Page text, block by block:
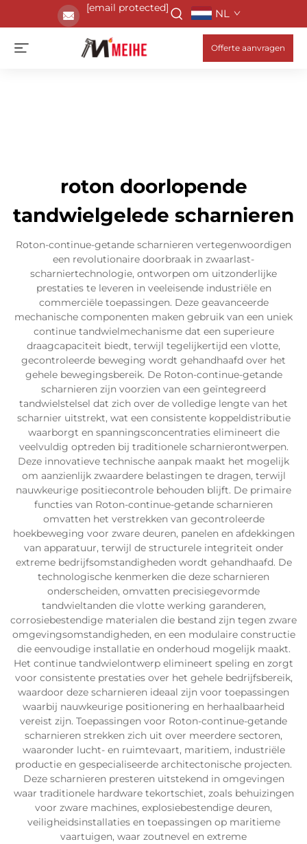
[email protected] NL
Offerte aanvragen
roton doorlopende
tandwielgelede scharnieren
Roton-continue-getande scharnieren vertegenwoordigen
een revolutionaire doorbraak in zwaarlast-
scharniertechnologie, ontworpen om uitzonderlijke
prestaties te leveren in veeleisende industriële en
commerciële toepassingen. Deze geavanceerde
mechanische componenten maken gebruik van een uniek
continue tandwielmechanisme dat een superieure
draagcapaciteit biedt, terwijl tegelijkertijd een vlotte,
gecontroleerde beweging wordt gehandhaafd over het
gehele bewegingsbereik. De Roton-continue-getande
scharnieren zijn voorzien van een geïntegreerd
tandwielstelsel dat zich over de volledige lengte van het
scharnier uitstrekt, wat een consistente koppeldistributie
waarborgt en spanningsconcentraties elimineert die
veelvuldig optreden bij traditionele scharnierontwerpen.
Deze innovatieve technische aanpak maakt het mogelijk
om aanzienlijk zwaardere belastingen te dragen, terwijl
nauwkeurige positiecontrole behouden blijft. De primaire
functies van Roton-continue-getande scharnieren
omvatten het verstrekken van gecontroleerde
hoekbeweging voor zware deuren, panelen en afdekkingen
van apparatuur, terwijl de structurele integriteit onder
extreme bedrijfsomstandigheden wordt gehandhaafd. De
technologische kenmerken die deze scharnieren
onderscheiden, omvatten precisiegevormde
tandwieltanden die vlotte werking garanderen,
corrosiebestendige materialen die bestand zijn tegen zware
omgevingsomstandigheden, en een modulaire constructie
die eenvoudige installatie en onderhoud mogelijk maakt.
Het continue tandwielontwerp elimineert speling en zorgt
voor consistente prestaties over het gehele bedrijfsbereik,
waardoor deze scharnieren ideaal zijn voor toepassingen
waarbij nauwkeurige positionering en herhaalbaarheid
vereist zijn. Toepassingen voor Roton-continue-getande
scharnieren strekken zich uit over meerdere sectoren,
waaronder lucht- en ruimtevaart, maritiem, industriële
productie en gespecialiseerde architectonische projecten.
Deze scharnieren presteren uitstekend in omgevingen
waar traditionele hardware tekortschiet, zoals behuizingen
voor zware machines, explosiebestendige deuren,
veiligheidsinstallaties en toepassingen op maritieme
vaartuigen, waar zoutnevel en extreme